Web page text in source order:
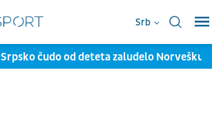
Srb
Srpsko čudo od deteta zaludelo Norvešku: